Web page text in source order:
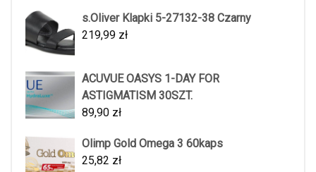
s.Oliver Klapki 5-27132-38 Czarny
219,99 zł
ACUVUE OASYS 1-DAY FOR
ASTIGMATISM 30SZT.
89,90 zł
Olimp Gold Omega 3 60kaps
25,82 zł